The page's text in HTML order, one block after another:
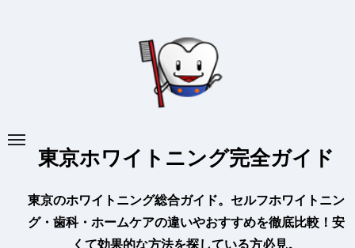
プ
東京ホワイトニング完全ガイド
東京のホワイトニング総合ガイド。セルフホワイトニン
グ・歯科・ホームケアの違いやおすすめを徹底比較！安
くて効果的な方法を探している方必見。